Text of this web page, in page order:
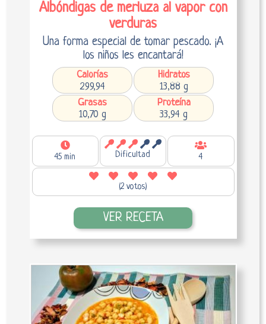
Albóndigas de merluza al vapor con
verduras
Una forma especial de tomar pescado. ¡A
los niños les encantará!
Calorías
299,94
Hidratos
13,88 g
Grasas
10,70 g
Proteína
33,94 g
45 min Dificultad 4
(2 votos)
VER RECETA